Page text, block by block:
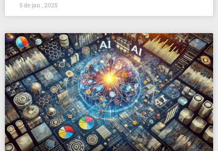
5 de jan , 2025